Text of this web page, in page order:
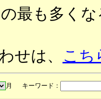
最も多く
せは、 こち
月 キーワード：